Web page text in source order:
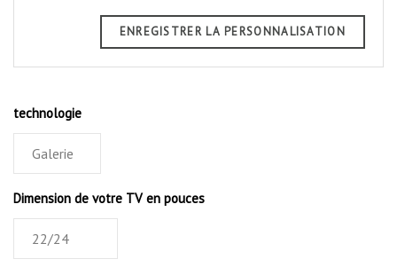
ENREGISTRER LA PERSONNALISATION
technologie
Dimension de votre TV en pouces